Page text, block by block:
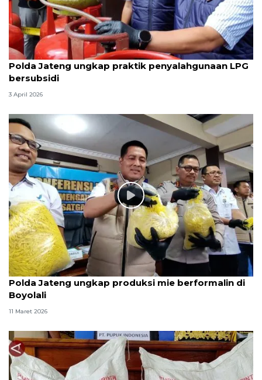
Polda Jateng ungkap praktik penyalahgunaan LPG
bersubsidi
3 April 2026
Polda Jateng ungkap produksi mie berformalin di
Boyolali
11 Maret 2026